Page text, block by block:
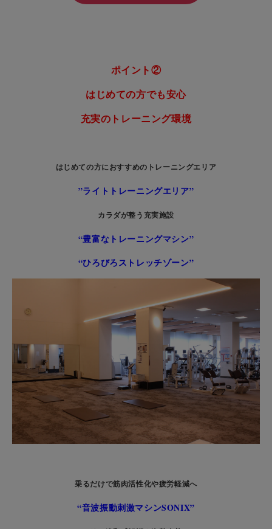
ポイント②
はじめての方でも安心
充実のトレーニング環境
はじめての方におすすめのトレーニングエリア
”ライトトレーニングエリア”
カラダが整う充実施設
“豊富なトレーニングマシン”
“ひろびろストレッチゾーン”
乗るだけで筋肉活性化や疲労軽減へ
“音波振動刺激マシンSONIX”